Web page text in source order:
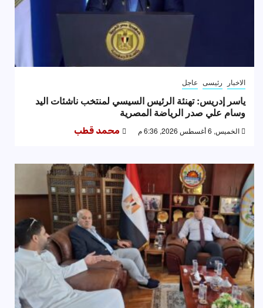
الاخبار رئيسى عاجل
ياسر إدريس: تهنئة الرئيس السيسي لمنتخب ناشئات اليد
وسام علي صدر الرياضة المصرية
الخميس, 6 أغسطس 2026, 6:36 م محمد قطب